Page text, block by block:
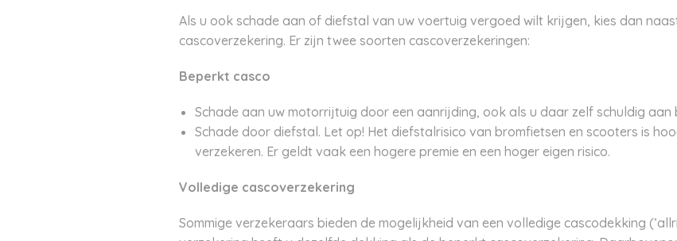
Als u ook schade aan of diefstal van uw voertuig vergoed wilt krijgen, kies dan
cascoverzekering. Er zijn twee soorten cascoverzekeringen:
Beperkt casco
Schade aan uw motorrijtuig door een aanrijding, ook als u daar zelf schuldig aan
Schade door diefstal. Let op! Het diefstalrisico van bromfietsen en scooters is
verzekeren. Er geldt vaak een hogere premie en een hoger eigen risico.
Volledige cascoverzekering
Sommige verzekeraars bieden de mogelijkheid van een volledige cascodekking